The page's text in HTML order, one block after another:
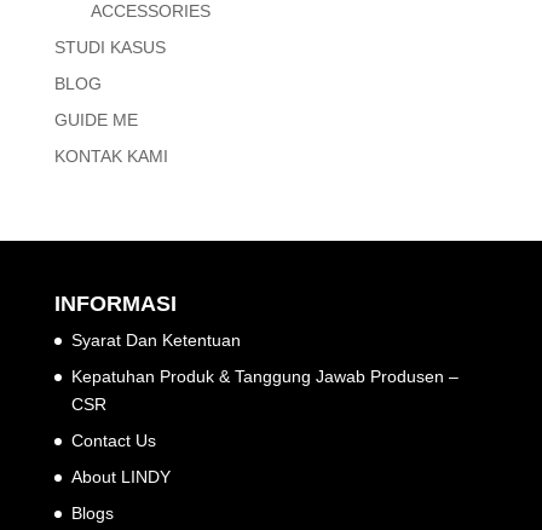
ACCESSORIES
STUDI KASUS
BLOG
GUIDE ME
KONTAK KAMI
INFORMASI
Syarat Dan Ketentuan
Kepatuhan Produk & Tanggung Jawab Produsen –
CSR
Contact Us
About LINDY
Blogs